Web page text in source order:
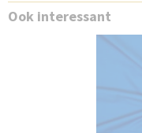
Ook interessant